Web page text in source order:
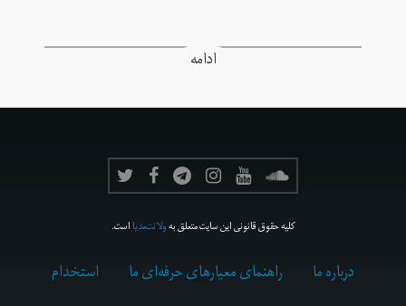
ادامه
کلیه حقوق قانونی این سایت متعلق بهولانت‌مدیااست.
درباره ما راهنمای معیارهای حرفه‌ای ما
استخدام